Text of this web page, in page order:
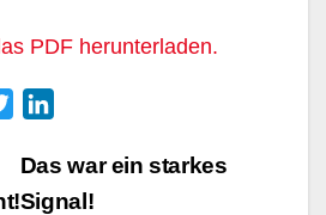
PDF herunterladen.
t
n
k
Das war ein starkes
Signal!